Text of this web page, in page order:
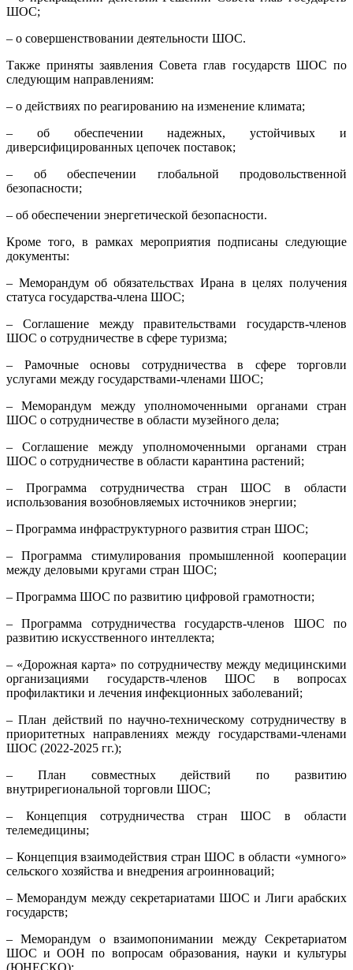
ШОС;
– о совершенствовании деятельности ШОС.
Также приняты заявления Совета глав государств ШОС по
следующим направлениям:
– о действиях по реагированию на изменение климата;
– об обеспечении надежных, устойчивых и
диверсифицированных цепочек поставок;
– об обеспечении глобальной продовольственной
безопасности;
– об обеспечении энергетической безопасности.
Кроме того, в рамках мероприятия подписаны следующие
документы:
– Меморандум об обязательствах Ирана в целях получения
статуса государства-члена ШОС;
– Соглашение между правительствами государств-членов
ШОС о сотрудничестве в сфере туризма;
– Рамочные основы сотрудничества в сфере торговли
услугами между государствами-членами ШОС;
– Меморандум между уполномоченными органами стран
ШОС о сотрудничестве в области музейного дела;
– Соглашение между уполномоченными органами стран
ШОС о сотрудничестве в области карантина растений;
– Программа сотрудничества стран ШОС в области
использования возобновляемых источников энергии;
– Программа инфраструктурного развития стран ШОС;
– Программа стимулирования промышленной кооперации
между деловыми кругами стран ШОС;
– Программа ШОС по развитию цифровой грамотности;
– Программа сотрудничества государств-членов ШОС по
развитию искусственного интеллекта;
– «Дорожная карта» по сотрудничеству между медицинскими
организациями государств-членов ШОС в вопросах
профилактики и лечения инфекционных заболеваний;
– План действий по научно-техническому сотрудничеству в
приоритетных направлениях между государствами-членами
ШОС (2022-2025 гг.);
– План совместных действий по развитию
внутрирегиональной торговли ШОС;
– Концепция сотрудничества стран ШОС в области
телемедицины;
– Концепция взаимодействия стран ШОС в области «умного»
сельского хозяйства и внедрения агроинноваций;
– Меморандум между секретариатами ШОС и Лиги арабских
государств;
– Меморандум о взаимопонимании между Секретариатом
ШОС и ООН по вопросам образования, науки и культуры
(ЮНЕСКО);